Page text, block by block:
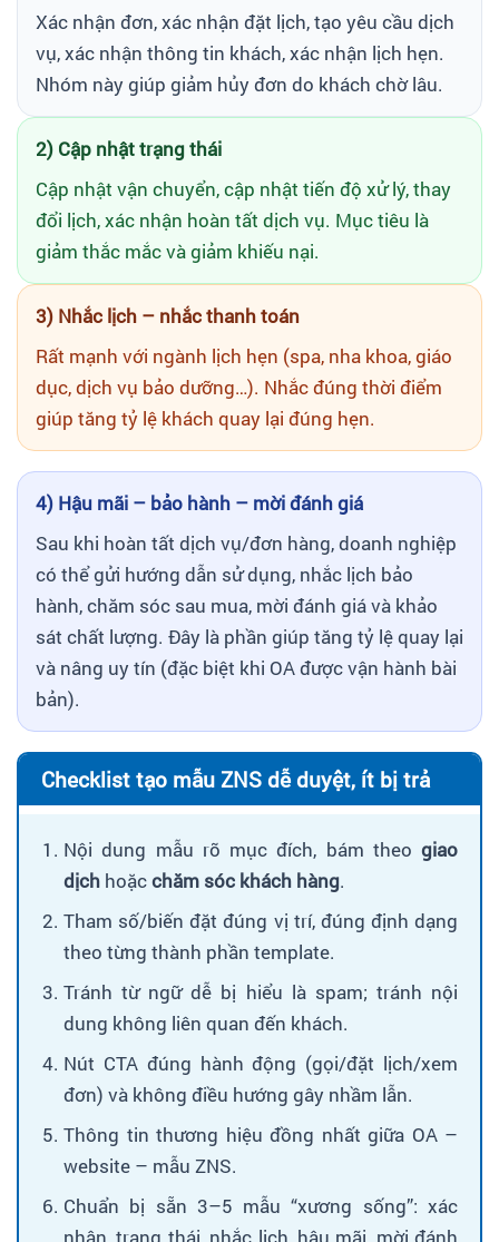
Xác nhận đơn, xác nhận đặt lịch, tạo yêu cầu dịch
vụ, xác nhận thông tin khách, xác nhận lịch hẹn.
Nhóm này giúp giảm hủy đơn do khách chờ lâu.
2) Cập nhật trạng thái
Cập nhật vận chuyển, cập nhật tiến độ xử lý, thay
đổi lịch, xác nhận hoàn tất dịch vụ. Mục tiêu là
giảm thắc mắc và giảm khiếu nại.
3) Nhắc lịch – nhắc thanh toán
Rất mạnh với ngành lịch hẹn (spa, nha khoa, giáo
dục, dịch vụ bảo dưỡng…). Nhắc đúng thời điểm
giúp tăng tỷ lệ khách quay lại đúng hẹn.
4) Hậu mãi – bảo hành – mời đánh giá
Sau khi hoàn tất dịch vụ/đơn hàng, doanh nghiệp
có thể gửi hướng dẫn sử dụng, nhắc lịch bảo
hành, chăm sóc sau mua, mời đánh giá và khảo
sát chất lượng. Đây là phần giúp tăng tỷ lệ quay lại
và nâng uy tín (đặc biệt khi OA được vận hành bài
bản).
Checklist tạo mẫu ZNS dễ duyệt, ít bị trả
Nội dung mẫu rõ mục đích, bám theo giao
dịch hoặcchăm sóc khách hàng.
Tham số/biến đặt đúng vị trí, đúng định dạng
theo từng thành phần template.
Tránh từ ngữ dễ bị hiểu là spam; tránh nội
dung không liên quan đến khách.
Nút CTA đúng hành động (gọi/đặt lịch/xem
đơn) và không điều hướng gây nhầm lẫn.
Thông tin thương hiệu đồng nhất giữa OA –
website – mẫu ZNS.
Chuẩn bị sẵn 3–5 mẫu “xương sống”: xác